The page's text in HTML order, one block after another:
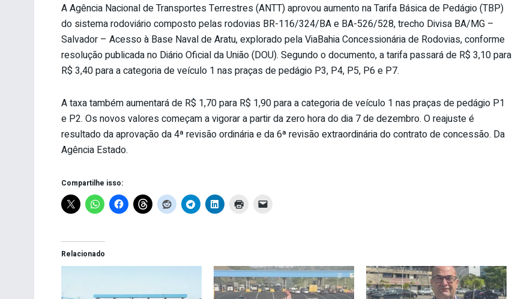
A Agência Nacional de Transportes Terrestres (ANTT) aprovou aumento na Tarifa Básica de Pedágio (TBP)
do sistema rodoviário composto pelas rodovias BR-116/324/BA e BA-526/528, trecho Divisa BA/MG –
Salvador – Acesso à Base Naval de Aratu, explorado pela ViaBahia Concessionária de Rodovias, conforme
resolução publicada no Diário Oficial da União (DOU). Segundo o documento, a tarifa passará de R$ 3,10 para
R$ 3,40 para a categoria de veículo 1 nas praças de pedágio P3, P4, P5, P6 e P7.
A taxa também aumentará de R$ 1,70 para R$ 1,90 para a categoria de veículo 1 nas praças de pedágio P1
e P2. Os novos valores começam a vigorar a partir da zero hora do dia 7 de dezembro. O reajuste é
resultado da aprovação da 4ª revisão ordinária e da 6ª revisão extraordinária do contrato de concessão. Da
Agência Estado.
Compartilhe isso:
Relacionado